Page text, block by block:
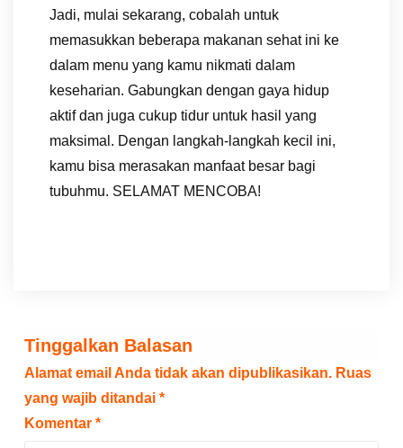
Jadi, mulai sekarang, cobalah untuk
memasukkan beberapa makanan sehat ini ke
dalam menu yang kamu nikmati dalam
keseharian. Gabungkan dengan gaya hidup
aktif dan juga cukup tidur untuk hasil yang
maksimal. Dengan langkah-langkah kecil ini,
kamu bisa merasakan manfaat besar bagi
tubuhmu. SELAMAT MENCOBA!
Tinggalkan Balasan
Alamat email Anda tidak akan dipublikasikan. Ruas
yang wajib ditandai *
Komentar *